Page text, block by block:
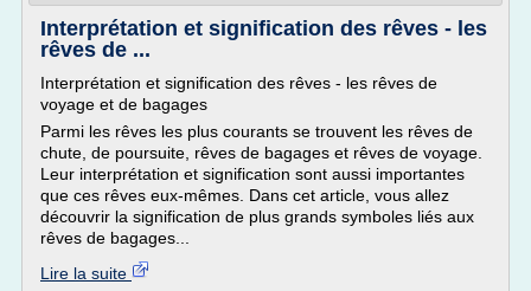
Interprétation et signification des rêves - les
rêves de ...
Interprétation et signification des rêves - les rêves de
voyage et de bagages
Parmi les rêves les plus courants se trouvent les rêves de
chute, de poursuite, rêves de bagages et rêves de voyage.
Leur interprétation et signification sont aussi importantes
que ces rêves eux-mêmes. Dans cet article, vous allez
découvrir la signification de plus grands symboles liés aux
rêves de bagages...
Lire la suite